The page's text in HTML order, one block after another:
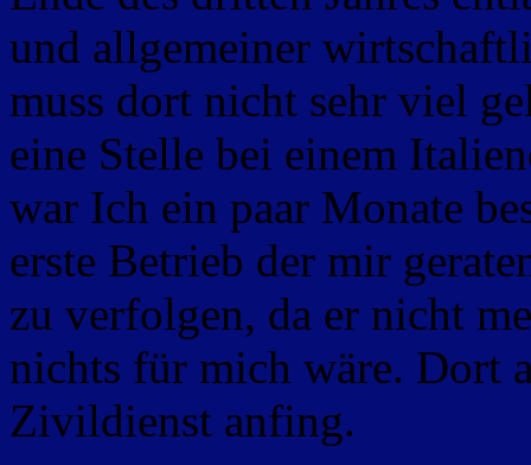
und allgemeiner
muss dort nicht sehr viel
eine Stelle bei einem
war Ich ein paar Monate
erste Betrieb der mir
zu verfolgen, da er nicht
nichts für mich wäre. Dort
Zivildienst anfing.